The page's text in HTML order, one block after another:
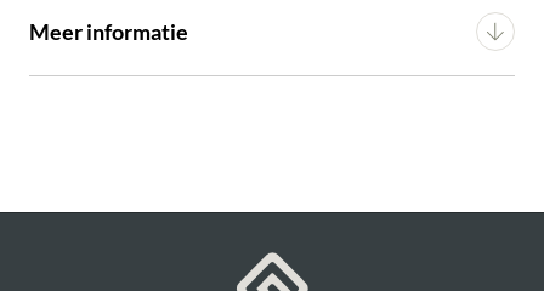
Hoogte
Materiaal frame Gepoedercoated Metaal
Meer informatie